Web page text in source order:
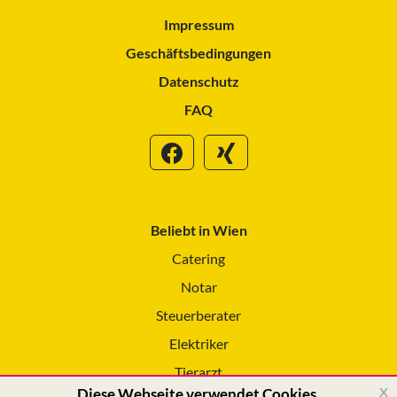
Impressum
Geschäftsbedingungen
Datenschutz
FAQ
Beliebt in Wien
Catering
Notar
Steuerberater
Elektriker
Tierarzt
x